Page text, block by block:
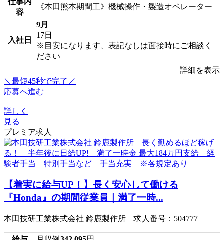
容
《本田熊本期間工》機械操作・製造オペレーター
入社日
9月
17日
※目安になります、表記なしは面接時にご相談く
ださい
詳細を表示
＼最短45秒で完了／
応募へ進む
詳しく
見る
プレミア求人
【着実に給与UP！】長く安心して働ける
『Honda』の期間従業員｜満了一時...
本田技研工業株式会社 鈴鹿製作所 求人番号：504777